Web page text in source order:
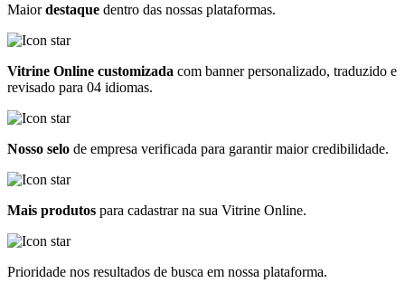
Maiordestaque dentro das nossas plataformas.
Vitrine Online customizada com banner personalizado, traduzido e
revisado para 04 idiomas.
Nosso selo de empresa verificada para garantir maior credibilidade.
Mais produtos para cadastrar na sua Vitrine Online.
Prioridade nos resultados de busca em nossa plataforma.